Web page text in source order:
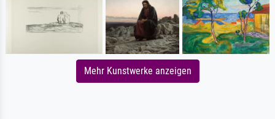
Mehr Kunstwerke anzeigen